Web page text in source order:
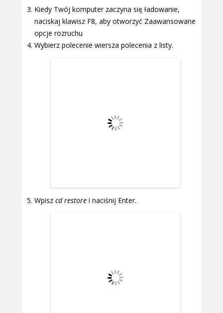
Kiedy Twój komputer zaczyna się ładowanie,
naciskaj klawisz F8, aby otworzyć Zaawansowane
opcje rozruchu
Wybierz polecenie wiersza polecenia z listy.
Wpisz cd restore i naciśnij Enter.